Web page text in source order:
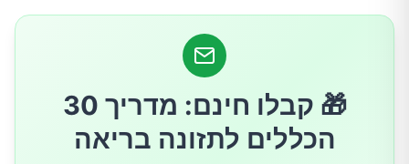
8.אלצהיימר
🎁 קבלו חינם: מדריך 30
הכללים לתזונה בריאה